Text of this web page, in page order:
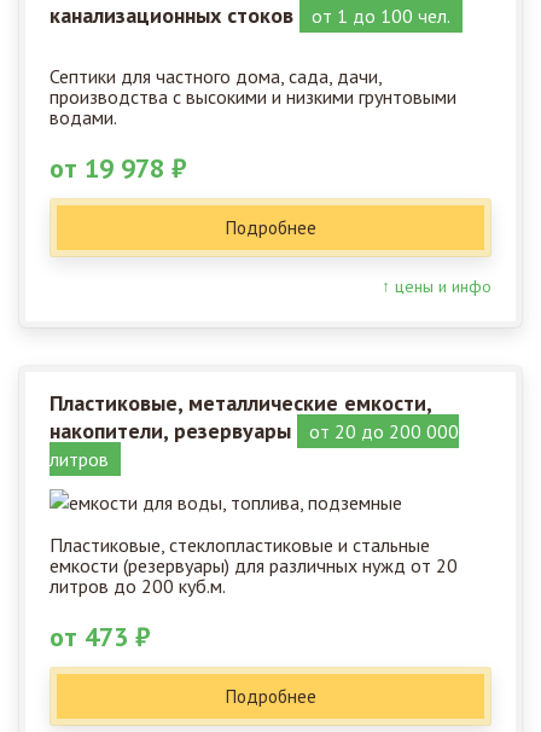
канализационных стоков
от 1 до 100 чел.
Септики для частного дома, сада, дачи,
производства с высокими и низкими грунтовыми
водами.
от 19 978 ₽
Подробнее
↑ цены и инфо
Пластиковые, металлические емкости,
накопители, резервуары
от 20 до 200 000
литров
Пластиковые, стеклопластиковые и стальные
емкости (резервуары) для различных нужд от 20
литров до 200 куб.м.
от 473 ₽
Подробнее